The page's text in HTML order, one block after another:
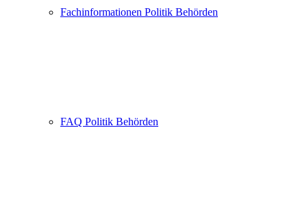
Fachinformationen Politik Behörden
FAQ Politik Behörden